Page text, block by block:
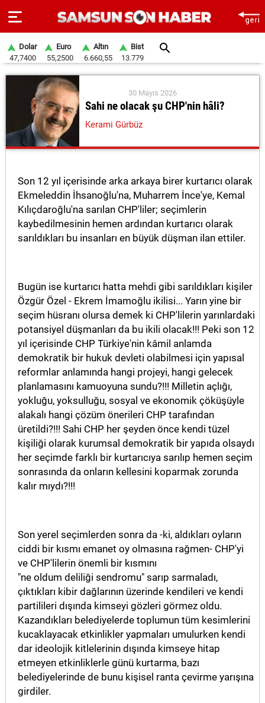
ANA
SAYFA
SAMSUN
HABER
GÜNDEM
SİYASET
EKONOMİ
MAGAZİN
GALERİ
VİDEO
YAZARLAR
BİZE
ULAŞIN
Künye
İletişim
Gizlilik
Politikası
Dolar
47,7400
Euro
55,2500
Altın
6.660,55
Bist
13.779
30 Mayıs 2026
Sahi ne olacak şu CHP'nin hâli?
Kerami Gürbüz
Son 12 yıl içerisinde arka arkaya birer kurtarıcı olarak
Ekmeleddin İhsanoğlu'na, Muharrem İnce'ye, Kemal
Kılıçdaroğlu'na sarılan CHP'liler; seçimlerin
kaybedilmesinin hemen ardından kurtarıcı olarak
sarıldıkları bu insanları en büyük düşman ilan ettiler.
Bugün ise kurtarıcı hatta mehdi gibi sarıldıkları kişiler
Özgür Özel - Ekrem İmamoğlu ikilisi... Yarın yine bir
seçim hüsranı olursa demek ki CHP'lilerin yarınlardaki
potansiyel düşmanları da bu ikili olacak!!! Peki son 12
yıl içerisinde CHP Türkiye'nin kâmil anlamda
demokratik bir hukuk devleti olabilmesi için yapısal
reformlar anlamında hangi projeyi, hangi gelecek
planlamasını kamuoyuna sundu?!!! Milletin açlığı,
yokluğu, yoksulluğu, sosyal ve ekonomik çöküşüyle
alakalı hangi çözüm önerileri CHP tarafından
üretildi?!!! Sahi CHP her şeyden önce kendi tüzel
kişiliği olarak kurumsal demokratik bir yapıda olsaydı
her seçimde farklı bir kurtarıcıya sarılıp hemen seçim
sonrasında da onların kellesini koparmak zorunda
kalır mıydı?!!!
Son yerel seçimlerden sonra da -ki, aldıkları oyların
ciddi bir kısmı emanet oy olmasına rağmen- CHP'yi
ve CHP'lilerin önemli bir kısmını
"ne oldum deliliği sendromu" sarıp sarmaladı,
çıktıkları kibir dağlarının üzerinde kendileri ve kendi
partilileri dışında kimseyi gözleri görmez oldu.
Kazandıkları belediyelerde toplumun tüm kesimlerini
kucaklayacak etkinlikler yapmaları umulurken kendi
dar ideolojik kitlelerinin dışında kimseye hitap
etmeyen etkinliklerle günü kurtarma, bazı
belediyelerinde de bunu kişisel ranta çevirme yarışına
girdiler.